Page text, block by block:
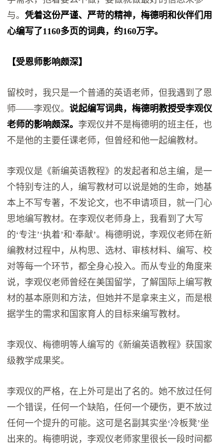
与。凭着这份严谨、严苛的精神，梅德明和伙伴们用
心编写了1160多页的词典，约160万字。
【受恩师影响颇深】
留校时，我只是一个普通的英语老师，但我遇到了恩
师——李观仪。说起编写词典，梅德明教授受李观仪
老师的影响颇深。 李观仪并不是梅德明的班主任，也
不是他的主要任课老师，但曾经和他一起编教材。
李观仪是《新编英语教程》的发起者和总主编，是一
个特别专注的人，编写教材可以说是她的生命，她基
本上不写专著，不发论文，也不申请项目，就一门心
思地编写教材。在李观仪老师身上，我看到了大写
的‘专注’‘执着’和‘奉献’。梅德明说，李观仪老师在新
编教材过程中，从构思、选材、审核材料、编写、校
对等每一个环节，都全身心投入。而从专业的角度来
说，李观仪老师曾经在美国留学，了解国际上编写教
材的基本原则和方法，但她并不是拿来主义，而是根
据学生的需求和国家育人的目标来编写教材。
李观仪、梅德明等人编写的《新编英语教程》获国家
级教学成果奖。
李观仪的严格，在上外可是出了名的。她不放过任何
一个错误，任何一个缺陷，任何一个硬伤，更不放过
任何一个提升的可能。这可是名副其实坐‘冷板凳’坐
出来的。梅德明说，李观仪老师家里很长一段时间都